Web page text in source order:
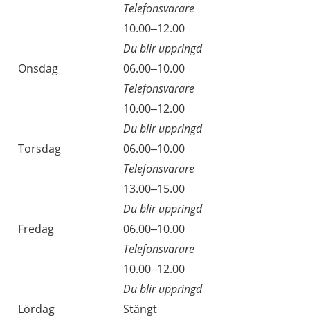
Telefonsvarare
10.00–12.00
Du blir uppringd
Onsdag
06.00–10.00
Telefonsvarare
10.00–12.00
Du blir uppringd
Torsdag
06.00–10.00
Telefonsvarare
13.00–15.00
Du blir uppringd
Fredag
06.00–10.00
Telefonsvarare
10.00–12.00
Du blir uppringd
Lördag
Stängt